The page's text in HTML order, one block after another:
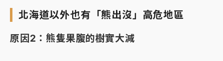
北海道以外也有「熊出沒」高危地區
原因2：熊隻果腹的樹實大減